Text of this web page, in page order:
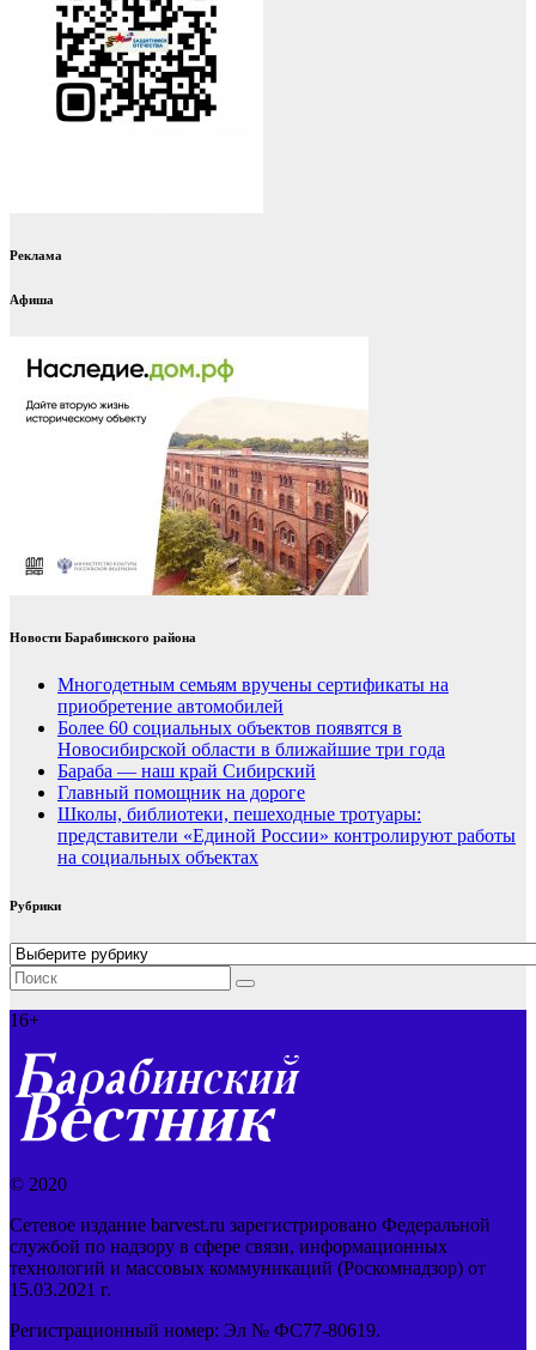
Реклама
Афиша
Новости Барабинского района
Многодетным семьям вручены сертификаты на
приобретение автомобилей
Более 60 социальных объектов появятся в
Новосибирской области в ближайшие три года
Бараба — наш край Сибирский
Главный помощник на дороге
Школы, библиотеки, пешеходные тротуары:
представители «Единой России» контролируют работы
на социальных объектах
Рубрики
Рубрики
16+
© 2020
Сетевое издание barvest.ru зарегистрировано Федеральной
службой по надзору в сфере связи, информационных
технологий и массовых коммуникаций (Роскомнадзор) от
15.03.2021 г.
Регистрационный номер: Эл № ФС77-80619.